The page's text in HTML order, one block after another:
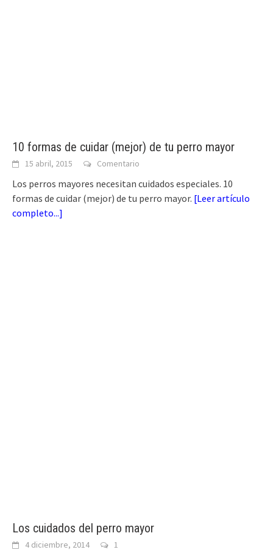
10 formas de cuidar (mejor) de tu perro mayor
15 abril, 2015 Comentario
Los perros mayores necesitan cuidados especiales. 10
formas de cuidar (mejor) de tu perro mayor. [Leer artículo
completo...]
Los cuidados del perro mayor
4 diciembre, 2014 1